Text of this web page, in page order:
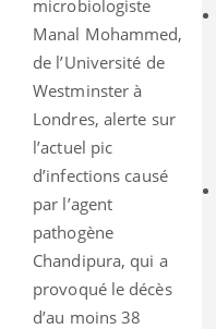
microbiologiste
Manal Mohammed,
de l’Université de
Westminster à
Londres, alerte sur
l’actuel pic
d’infections causé
par l’agent
pathogène
Chandipura, qui a
provoqué le décès
d’au moins 38